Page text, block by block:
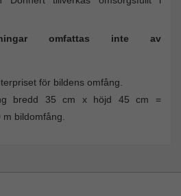
omfattas inte av
för bildens omfång.
bredd 35 cm x höjd 45 cm =
bildomfång.